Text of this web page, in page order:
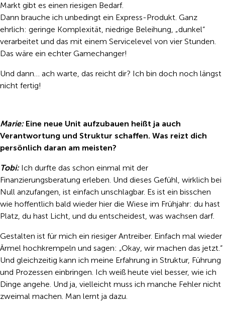
Markt gibt es einen riesigen Bedarf.
Dann brauche ich unbedingt ein Express-Produkt. Ganz
ehrlich: geringe Komplexität, niedrige Beleihung, „dunkel“
verarbeitet und das mit einem Servicelevel von vier Stunden.
Das wäre ein echter Gamechanger!
Und dann… ach warte, das reicht dir? Ich bin doch noch längst
nicht fertig!
Marie: Eine neue Unit aufzubauen heißt ja auch
Verantwortung und Struktur schaffen. Was reizt dich
persönlich daran am meisten?
Tobi: Ich durfte das schon einmal mit der
Finanzierungsberatung erleben. Und dieses Gefühl, wirklich bei
Null anzufangen, ist einfach unschlagbar. Es ist ein bisschen
wie hoffentlich bald wieder hier die Wiese im Frühjahr: du hast
Platz, du hast Licht, und du entscheidest, was wachsen darf.
Gestalten ist für mich ein riesiger Antreiber. Einfach mal wieder
Ärmel hochkrempeln und sagen: „Okay, wir machen das jetzt.“
Und gleichzeitig kann ich meine Erfahrung in Struktur, Führung
und Prozessen einbringen. Ich weiß heute viel besser, wie ich
Dinge angehe. Und ja, vielleicht muss ich manche Fehler nicht
zweimal machen. Man lernt ja dazu.